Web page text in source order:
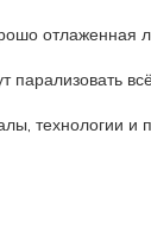
отлаженная
парализовать
технологии и